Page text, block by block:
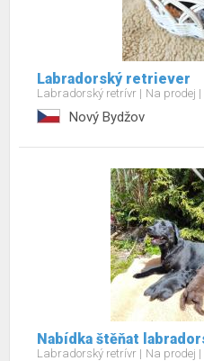
Labradorský retriever
Labradorský retrívr Na prodej
Nový Bydžov
Nabídka štěňat
Labradorský retrívr Na prodej